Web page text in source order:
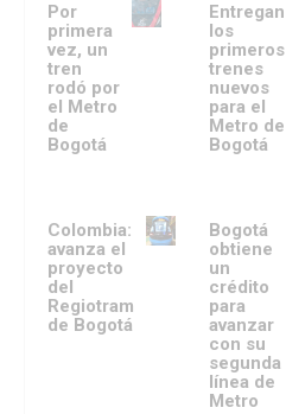
Por
primera
vez, un
tren
rodó por
el Metro
de
Bogotá
Entregan
los
primeros
trenes
nuevos
para el
Metro de
Bogotá
Colombia:
avanza el
proyecto
del
Regiotram
de Bogotá
Bogotá
obtiene
un
crédito
para
avanzar
con su
segunda
línea de
Metro